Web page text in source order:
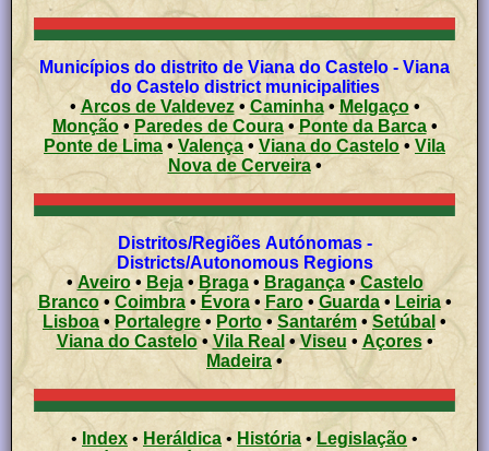
Municípios do distrito de Viana do Castelo - Viana
do Castelo district municipalities
• Arcos de Valdevez• Caminha•Melgaço•
Monção• Paredes de Coura• Ponte da Barca•
Ponte de Lima •Valença • Viana do Castelo • Vila
Nova de Cerveira•
Distritos/Regiões Autónomas -
Districts/Autonomous Regions
• Aveiro• Beja• Braga• Bragança•Castelo
Branco• Coimbra• Évora• Faro• Guarda• Leiria•
Lisboa • Portalegre • Porto•Santarém • Setúbal •
Viana do Castelo•Vila Real •Viseu • Açores •
Madeira •
• Index • Heráldica • História • Legislação •